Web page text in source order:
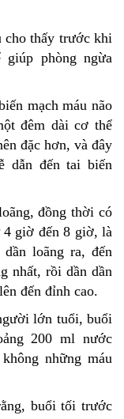
cho thấy trước khi
phòng ngừa
mạch máu não
đêm dài cơ thể
đặc hơn, và đây
dẫn đến tai biến
đồng thời có
giờ đến 8 giờ, là
loãng ra, đến
nhất, rồi dần dần
đến đỉnh cao.
lớn tuổi, buổi
200 ml nước
những máu
buổi tối trước